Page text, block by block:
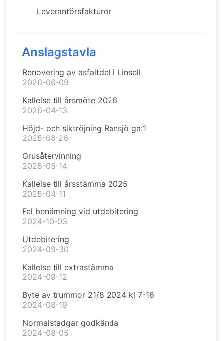
Leverantörsfakturor
Anslagstavla
Renovering av asfaltdel i Linsell
2026-06-09
Kallelse till årsmöte 2026
2026-04-13
Höjd- och siktröjning Ransjö ga:1
2025-08-26
Grusåtervinning
2025-05-14
Kallelse till årsstämma 2025
2025-04-11
Fel benämning vid utdebitering
2024-10-03
Utdebitering
2024-09-30
Kallelse till extrastämma
2024-09-12
Byte av trummor 21/8 2024 kl 7-16
2024-08-19
Normalstadgar godkända
2024-08-05